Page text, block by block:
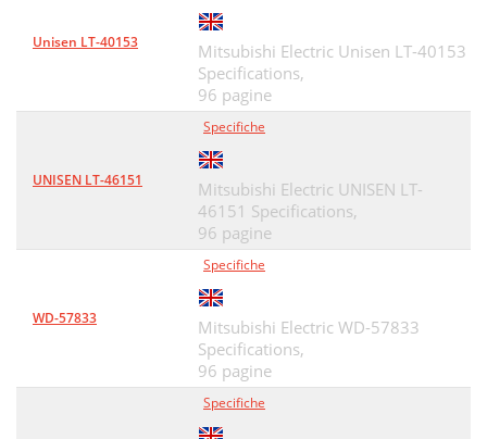
Unisen LT-40153
Mitsubishi Electric Unisen LT-40153
Specifications,
96 pagine
UNISEN LT-46151
Specifiche
Mitsubishi Electric UNISEN LT-
46151 Specifications,
96 pagine
WD-57833
Specifiche
Mitsubishi Electric WD-57833
Specifications,
96 pagine
Specifiche